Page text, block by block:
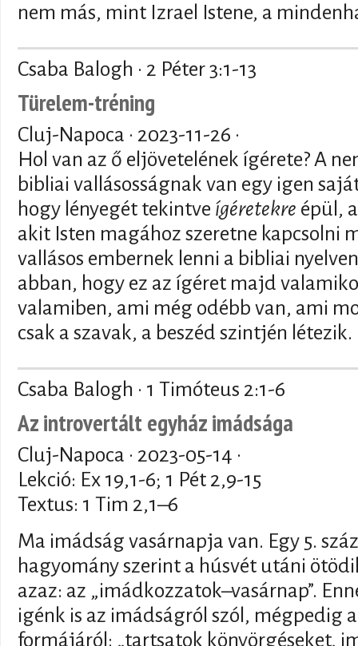
nem más, mint Izrael Istene, a
Csaba Balogh · 2 Péter 3:1-13
Türelem-tréning
Cluj-Napoca · 2023-11-26 ·
Hol van az ő eljövetelének ígérete? A
bibliai vallásosságnak van egy igen
hogy lényegét tekintve ígéretekre épül,
akit Isten magához szeretne kapcsolni
vallásos embernek lenni a bibliai
abban, hogy ez az ígéret majd
valamiben, ami még odébb van, ami
csak a szavak, a beszéd szintjén létezik.
Csaba Balogh · 1 Timóteus 2:1-6
Az introvertált egyház imádsága
Cluj-Napoca · 2023-05-14 ·
Lekció: Ex 19,1-6; 1 Pét 2,9-15
Textus: 1 Tim 2,1–6
Ma imádság vasárnapja van. Egy 5.
hagyomány szerint a húsvét utáni
azaz: az „imádkozzatok–vasárnap”.
igénk is az imádságról szól, mégpedig
formájáról: „tartsatok könyörgéseket,